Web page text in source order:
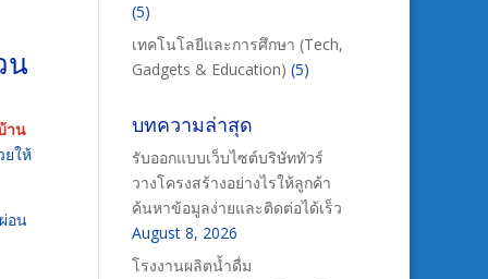
น
าน
ยให้
อน
(5)
เทคโนโลยีและการศึกษา (Tech,
Gadgets & Education) (5)
บทความล่าสุด
รับออกแบบเว็บไซต์บริษัททัวร์
วางโครงสร้างอย่างไรให้ลูกค้า
ค้นหาข้อมูลง่ายและติดต่อได้เร็ว
August 8, 2026
โรงงานผลิตน้ำดื่ม